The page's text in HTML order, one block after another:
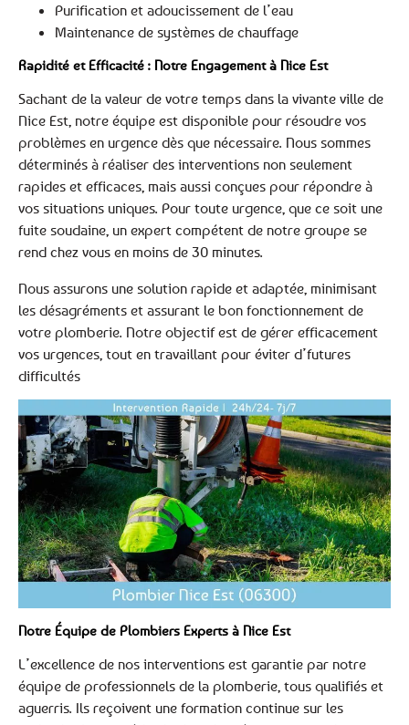
Purification et adoucissement de l’eau
Maintenance de systèmes de chauffage
Rapidité et Efficacité : Notre Engagement à Nice Est
Sachant de la valeur de votre temps dans la vivante ville de
Nice Est, notre équipe est disponible pour résoudre vos
problèmes en urgence dès que nécessaire. Nous sommes
déterminés à réaliser des interventions non seulement
rapides et efficaces, mais aussi conçues pour répondre à
vos situations uniques. Pour toute urgence, que ce soit une
fuite soudaine, un expert compétent de notre groupe se
rend chez vous en moins de 30 minutes.
Nous assurons une solution rapide et adaptée, minimisant
les désagréments et assurant le bon fonctionnement de
votre plomberie. Notre objectif est de gérer efficacement
vos urgences, tout en travaillant pour éviter d’futures
difficultés
Notre Équipe de Plombiers Experts à Nice Est
L’excellence de nos interventions est garantie par notre
équipe de professionnels de la plomberie, tous qualifiés et
aguerris. Ils reçoivent une formation continue sur les